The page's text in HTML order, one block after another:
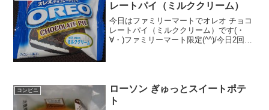
レートパイ（ミルククリーム）
今日はファミリーマートでオレオ チョコ
レートパイ（ミルククリーム）です(・
∀・)ファミリーマート限定(^^)/今日2回更
コンビニ
ローソン ぎゅっとスイートポテ
ト